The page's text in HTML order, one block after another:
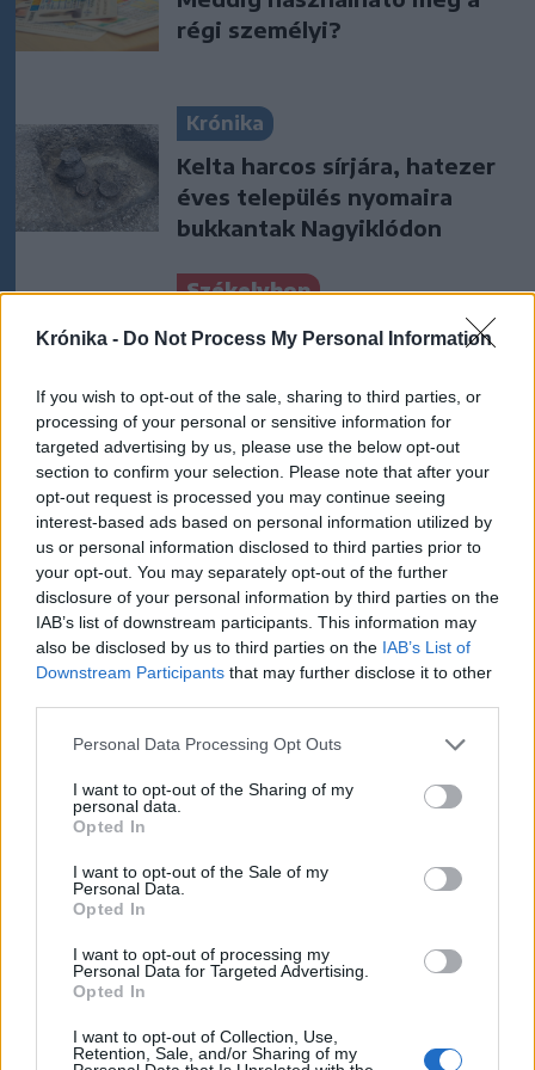
Krónika - Do Not Process My Personal Information
If you wish to opt-out of the sale, sharing to third parties, or
processing of your personal or sensitive information for
targeted advertising by us, please use the below opt-out
section to confirm your selection. Please note that after your
opt-out request is processed you may continue seeing
interest-based ads based on personal information utilized by
us or personal information disclosed to third parties prior to
your opt-out. You may separately opt-out of the further
disclosure of your personal information by third parties on the
IAB’s list of downstream participants. This information may
also be disclosed by us to third parties on the IAB’s List of
Downstream Participants that may further disclose it to other
Personal Data Processing Opt Outs
I want to opt-out of the Sharing of my
personal data.
Opted In
I want to opt-out of the Sale of my
Personal Data.
Opted In
I want to opt-out of processing my
Personal Data for Targeted Advertising.
Opted In
I want to opt-out of Collection, Use,
Retention, Sale, and/or Sharing of my
régi személyi?
Krónika
Kelta harcos sírjára, hatezer
éves település nyomaira
bukkantak Nagyiklódon
Székelyhon
Hetek óta először csökkent
Székelyhon
„Óriási csattanás volt” – így
emlékszik vissza a kedd esti
balesetre a csíkszeredai
családfő
Székely Sport
Súlyos veszteség, kilenc
OSK csapatkapitányát
menjünk!